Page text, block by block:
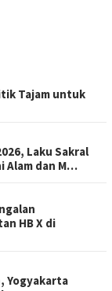
Tajam untuk
Laku Sakral
Alam dan M…
HB X di
Yogyakarta